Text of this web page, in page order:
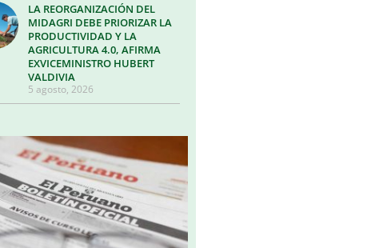
LA REORGANIZACIÓN DEL
MIDAGRI DEBE PRIORIZAR LA
PRODUCTIVIDAD Y LA
AGRICULTURA 4.0, AFIRMA
EXVICEMINISTRO HUBERT
VALDIVIA
5 agosto, 2026